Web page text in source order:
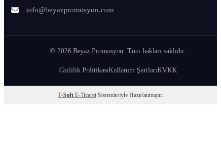
info@beyazpromosyon.com
© 2026 Beyaz Promosyon. Tüm hakları saklıdır.
Gizlilik PolitikasıKullanım ŞartlarıKVKK
T-Soft E-Ticaret Sistemleriyle Hazırlanmıştır.